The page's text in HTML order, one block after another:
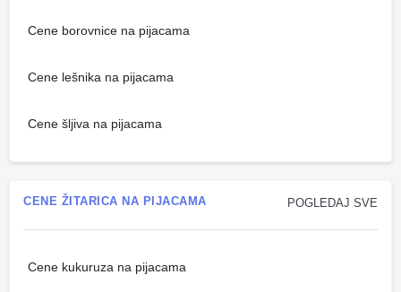
Cene borovnice na pijacama
Cene lešnika na pijacama
Cene šljiva na pijacama
POGLEDAJ SVE
CENE ŽITARICA NA PIJACAMA
Cene kukuruza na pijacama